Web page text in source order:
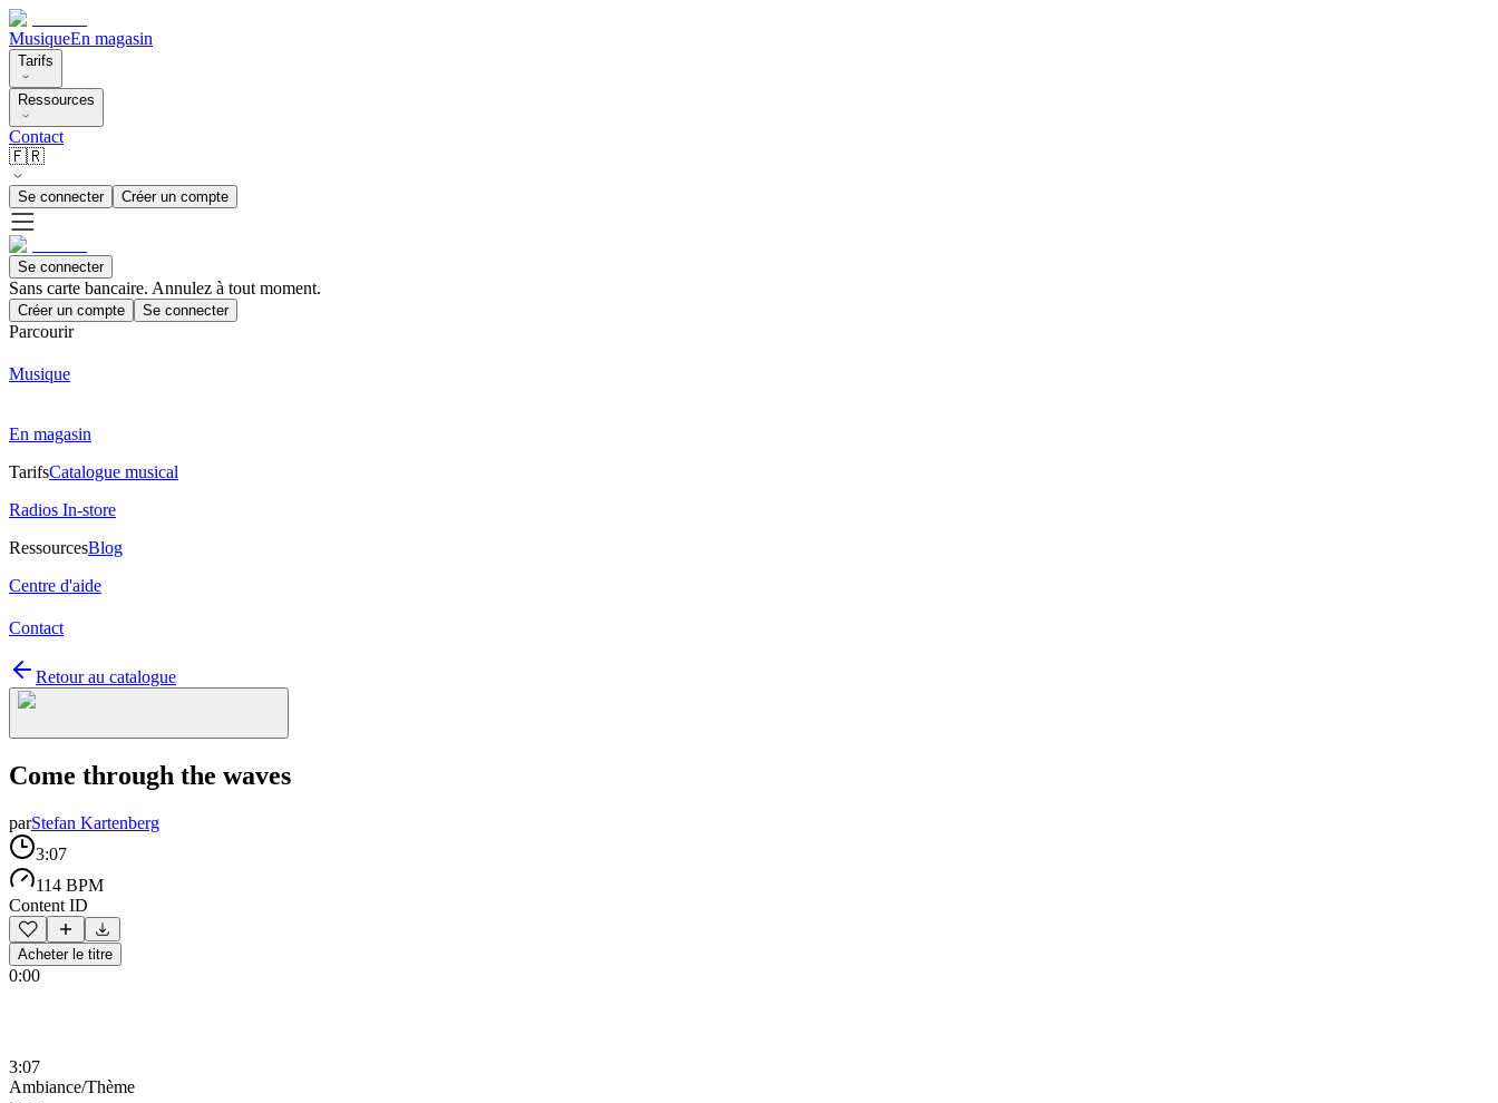
MusiqueEn magasin
Tarifs
Ressources
Contact
🇫🇷
Se connecter Créer un compte
Se connecter
Sans carte bancaire. Annulez à tout moment.
Créer un compte Se connecter
Parcourir
Musique
En magasin
TarifsCatalogue musical
Radios In-store
RessourcesBlog
Centre d'aide
Contact
Retour au catalogue
Come through the waves
parStefan Kartenberg
3:07
114 BPM
Content ID
Acheter le titre
0:00
3:07
Ambiance/Thème